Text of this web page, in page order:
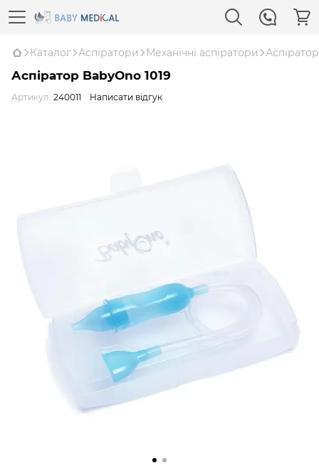
Каталог Аспіратори Механічні аспіратори
Аспіратор BabyOno 1019
Артикул: 240011 Написати відгук